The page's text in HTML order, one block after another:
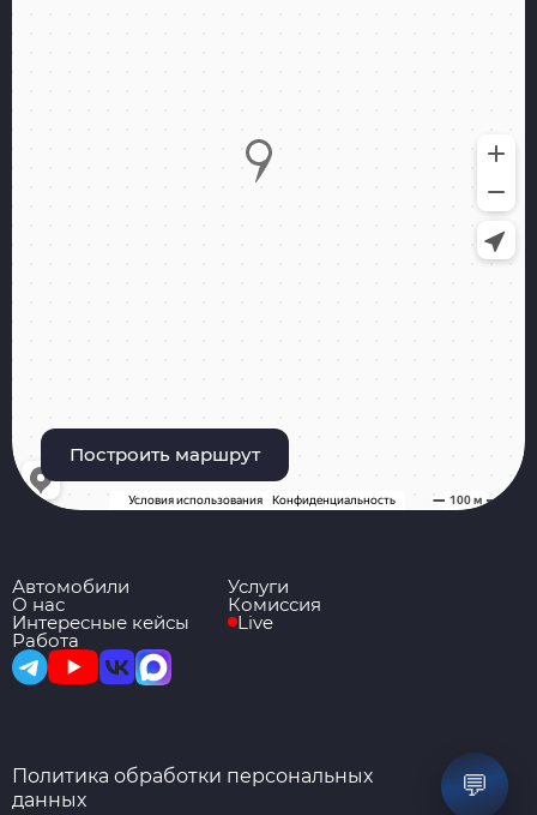
Построить маршрут
Автомобили Услуги
О нас Комиссия
Интересные кейсы Live
Работа
Политика обработки персональных
данных
💬